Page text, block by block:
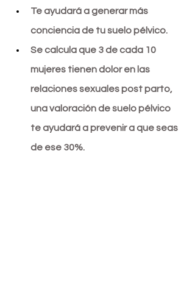
Te ayudará a generar más
conciencia de tu suelo pélvico.
Se calcula que 3 de cada 10
mujeres tienen dolor en las
relaciones sexuales post parto,
una valoración de suelo pélvico
te ayudará a prevenir a que seas
de ese 30%.